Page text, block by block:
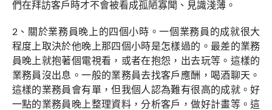
們在拜訪客戶時才不會被看成孤陋寡聞、見識淺薄。
2、關於業務員晚上的四個小時。一個業務員的成就很大
程度上取決於他晚上那四個小時是怎樣過的。最差的業務
員晚上就抱著個電視看，或者在抱怨，出去玩等。這樣的
業務員沒出息。一般的業務員去找客戶應酬，喝酒聊天。
這樣的業務員會有單，但我個人認為難有很高的成就。好
一點的業務員晚上整理資料，分析客戶，做好計畫等。這